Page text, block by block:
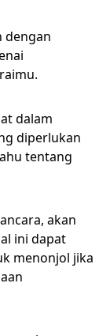
dengan
dalam
diperlukan
tentang
akan
ini dapat
menonjol jika